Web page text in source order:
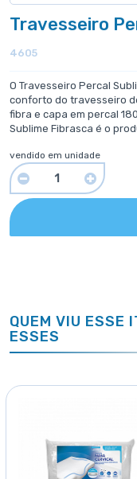
Travesseiro
4605
O Travesseiro Percal
conforto do travesseiro
fibra e capa em percal
Sublime Fibrasca é o
vendido em unidade
QUEM VIU ESSE
ESSES